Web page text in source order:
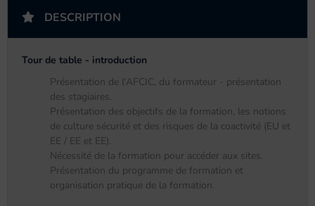
DESCRIPTION
Tour de table - introduction
Présentation de l'AFCIC, du formateur - présentation
des stagiaires.
Présentation des objectifs de la formation, les notions
de culture sécurité et des risques de la coactivité (EU et
EE / EE et EE).
Nécessité de la formation pour accéder aux sites.
Présentation du programme de formation et
organisation pratique de la formation.